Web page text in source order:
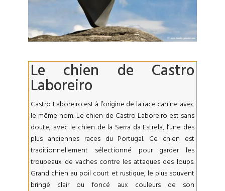
Le chien de Castro
Laboreiro
Castro Laboreiro est à l’origine de la race canine avec
le même nom. Le chien de Castro Laboreiro est sans
doute, avec le chien de la Serra da Estrela, l’une des
plus anciennes races du Portugal. Ce chien est
traditionnellement sélectionné pour garder les
troupeaux de vaches contre les attaques des loups.
Grand chien au poil court et rustique, le plus souvent
bringé clair ou foncé aux couleurs de son